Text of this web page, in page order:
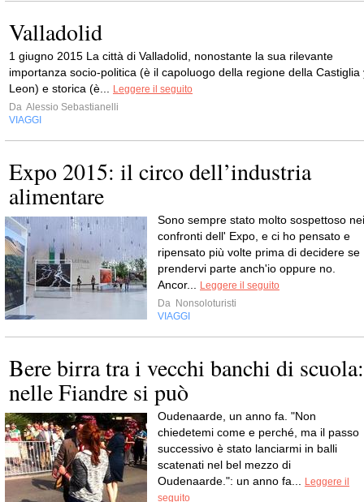
Valladolid
1 giugno 2015 La città di Valladolid, nonostante la sua rilevante
importanza socio-politica (è il capoluogo della regione della Castiglia
Leon) e storica (è...
Leggere il seguito
Da Alessio Sebastianelli
VIAGGI
Expo 2015: il circo dell’industria
alimentare
Sono sempre stato molto sospettoso nei
confronti dell' Expo, e ci ho pensato e
ripensato più volte prima di decidere se
prendervi parte anch'io oppure no.
Ancor...
Leggere il seguito
Da Nonsoloturisti
VIAGGI
Bere birra tra i vecchi banchi di scuola:
nelle Fiandre si può
Oudenaarde, un anno fa. "Non
chiedetemi come e perché, ma il passo
successivo è stato lanciarmi in balli
scatenati nel bel mezzo di
Oudenaarde.": un anno fa...
Leggere il
seguito